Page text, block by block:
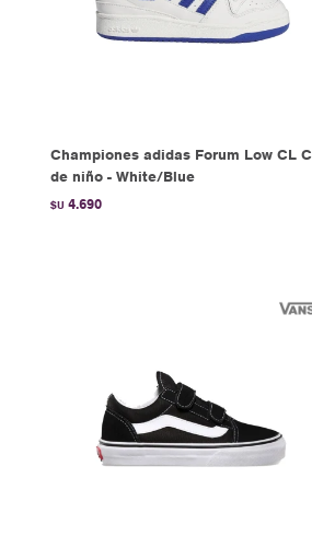
Championes adidas Forum Low CL C
de niño - White/Blue
$U 4.690